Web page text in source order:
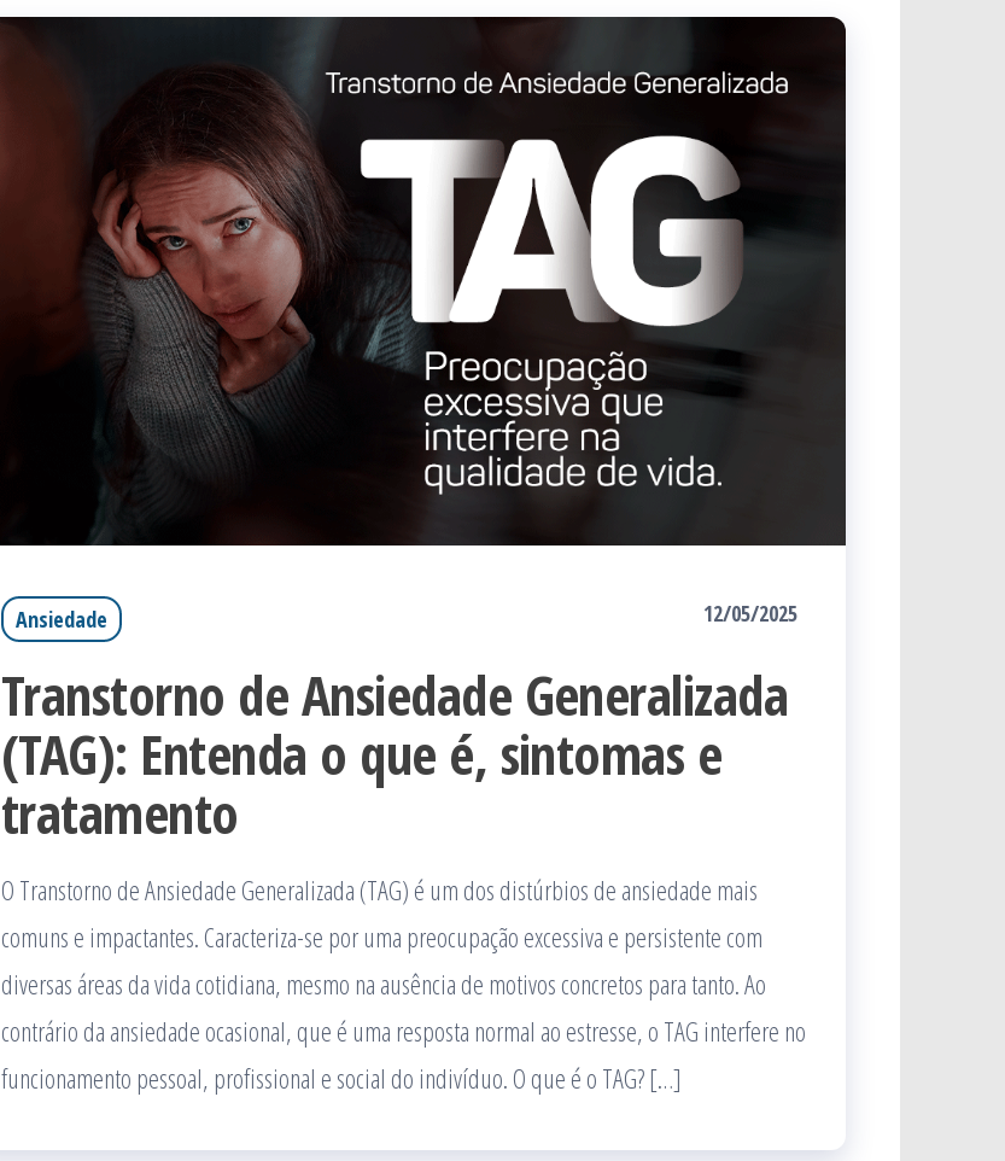
Ansiedade 12/05/2025
Transtorno de Ansiedade Generalizada
(TAG): Entenda o que é, sintomas e
tratamento
O Transtorno de Ansiedade Generalizada (TAG) é um dos distúrbios de ansiedade mais
comuns e impactantes. Caracteriza-se por uma preocupação excessiva e persistente com
diversas áreas da vida cotidiana, mesmo na ausência de motivos concretos para tanto. Ao
contrário da ansiedade ocasional, que é uma resposta normal ao estresse, o TAG interfere no
funcionamento pessoal, profissional e social do indivíduo. O que é o TAG? […]